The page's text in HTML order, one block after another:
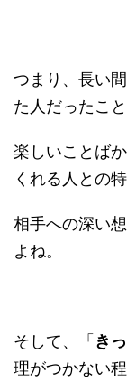
つまり、長い
た人だったこ
楽しいことば
くれる人との
相手への深い
よね。
そして、「 き
理がつかない